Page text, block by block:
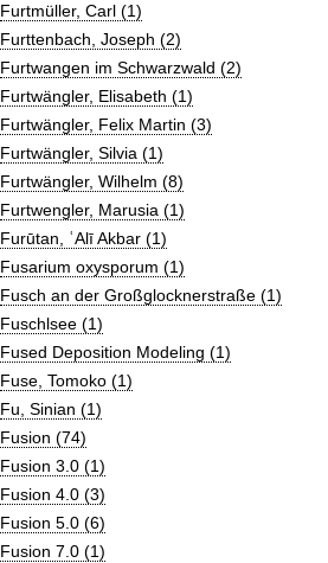
Furtmüller, Carl (1)
Furttenbach, Joseph (2)
Furtwangen im Schwarzwald (2)
Furtwängler, Elisabeth (1)
Furtwängler, Felix Martin (3)
Furtwängler, Silvia (1)
Furtwängler, Wilhelm (8)
Furtwengler, Marusia (1)
Furūtan, ʿAlī Akbar (1)
Fusarium oxysporum (1)
Fusch an der Großglocknerstraße (1)
Fuschlsee (1)
Fused Deposition Modeling (1)
Fuse, Tomoko (1)
Fu, Sinian (1)
Fusion (74)
Fusion 3.0 (1)
Fusion 4.0 (3)
Fusion 5.0 (6)
Fusion 7.0 (1)